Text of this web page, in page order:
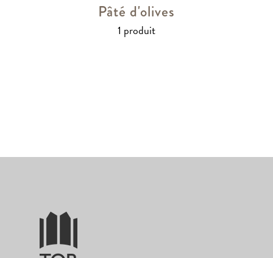
Pâté d'olives
1 produit